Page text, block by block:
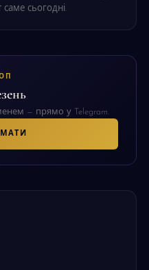
сьогодні.
— прямо у Telegram.